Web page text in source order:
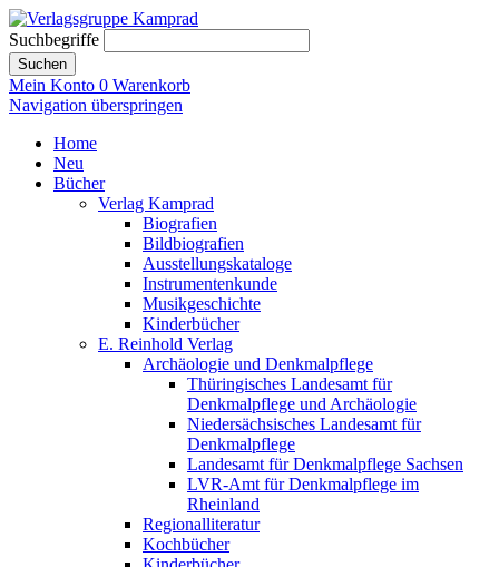
Suchbegriffe
Suchen
Mein Konto 0 Warenkorb
Navigation überspringen
Home
Neu
Bücher
Verlag Kamprad
Biografien
Bildbiografien
Ausstellungskataloge
Instrumentenkunde
Musikgeschichte
Kinderbücher
E. Reinhold Verlag
Archäologie und Denkmalpflege
Thüringisches Landesamt für
Denkmalpflege und Archäologie
Niedersächsisches Landesamt für
Denkmalpflege
Landesamt für Denkmalpflege Sachsen
LVR-Amt für Denkmalpflege im
Rheinland
Regionalliteratur
Kochbücher